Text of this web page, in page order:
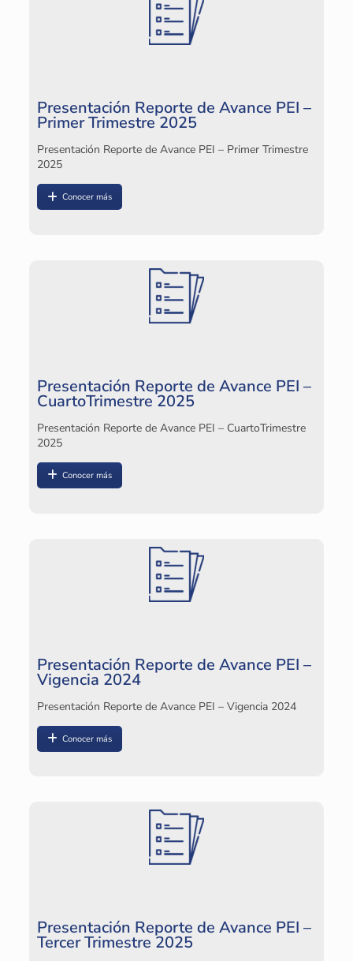
Presentación Reporte de Avance PEI –
Primer Trimestre 2025
Presentación Reporte de Avance PEI – Primer Trimestre
2025
Conocer más
Presentación Reporte de Avance PEI –
CuartoTrimestre 2025
Presentación Reporte de Avance PEI – CuartoTrimestre
2025
Conocer más
Presentación Reporte de Avance PEI –
Vigencia 2024
Presentación Reporte de Avance PEI – Vigencia 2024
Conocer más
Presentación Reporte de Avance PEI –
Tercer Trimestre 2025